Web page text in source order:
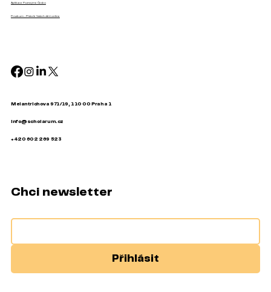
Melantrichova 971/19, 110 00 Praha 1
info@scholarum.cz
+420 602 269 523
Aplikace Poznejme Česko
Průzkum - Přátelé Vašich dětí online
Chci newsletter
Přihlásit